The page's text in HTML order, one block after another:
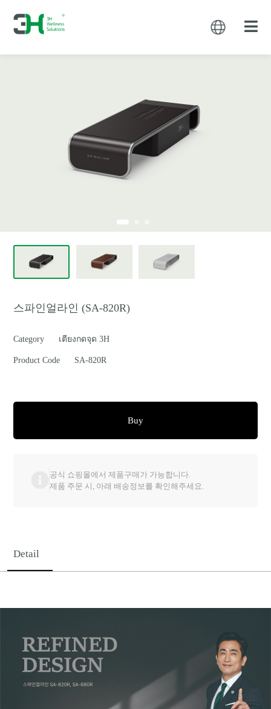
스파인얼라인 (SA-820R)
Category เตียงกดจุด 3H
Product Code SA-820R
Buy
공식 쇼핑몰에서 제품구매가 가능합니다.
제품 주문 시, 아래 배송정보를 확인해주세요.
Detail